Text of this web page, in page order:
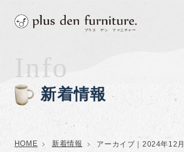
Info
新着情報
HOME 新着情報 アーカイブ｜2024年12月